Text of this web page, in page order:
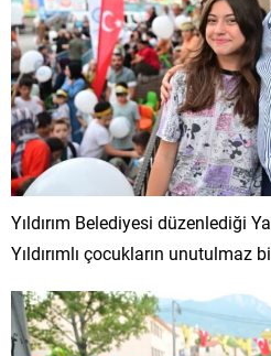
Yıldırım Belediyesi düzenlediği
Yıldırımlı çocukların unutulmaz